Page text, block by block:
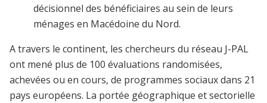
décisionnel des bénéficiaires au sein de leurs
ménages en Macédoine du Nord.
A travers le continent, les chercheurs du réseau J-PAL
ont mené plus de 100 évaluations randomisées,
achevées ou en cours, de programmes sociaux dans 21
pays européens. La portée géographique et sectorielle